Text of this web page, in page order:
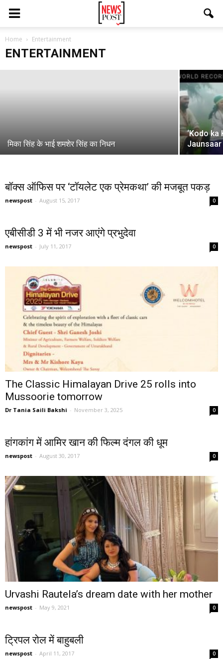
Home Entertainment
ENTERTAINMENT
ऋतिक रोशन के समर्थन में आगे आईं सुजैन खान
newspost - September 6, 2017
मिका सिंह के भाई शमशेर सिंह का निधन
‘Kodo
Jaunsaar
बॉक्स ऑफिस पर ‘टॉयलेट एक प्रेमकथा’ की मजबूत पकड़
newspost - August 15, 2017 0
एबीसीडी 3 में भी नजर आएंगे प्रभुदेवा
newspost - July 11, 2017 0
The Classic Himalayan Drive 25 rolls into
Mussoorie tomorrow
Dr Tania Saili Bakshi - November 3, 2025 0
हांगकांग में आमिर खान की फिल्म दंगल की धूम
newspost - August 30, 2017 0
Urvashi Rautela’s dream date with her mother
newspost - May 9, 2021 0
ट्रिपल रोल में बाहुबली
newspost - April 11, 2017 0